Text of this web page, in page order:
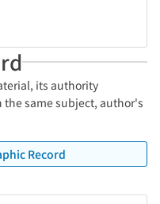
its authority
the same subject, author's
Record